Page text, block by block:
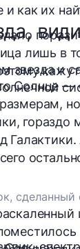
как их
лишь в
звезда и
Солнце —
гораздо